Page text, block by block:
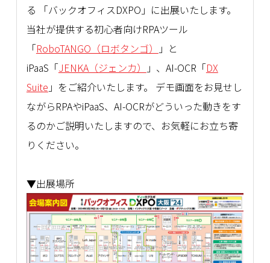
る 「バックオフィスDXPO」に出展いたします。
当社が提供する初心者向けRPAツール
「RoboTANGO（ロボタンゴ）
」と
iPaaS「JENKA（ジェンカ） 」、AI-OCR「DX
Suite 」をご紹介いたします。 デモ画面をお見せし
ながらRPAやiPaaS、AI-OCRがどういった動きをす
るのかご説明いたしますので、お気軽にお立ち寄
りください。
▼出展場所